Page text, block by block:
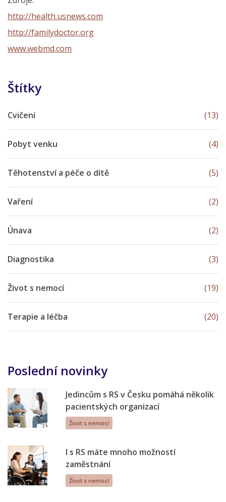
http://health.usnews.com
http://familydoctor.org
www.webmd.com
Štítky
Cvičení (13)
Pobyt venku (4)
Těhotenství a péče o dítě (5)
Vaření (2)
Únava (2)
Diagnostika (3)
Život s nemocí (19)
Terapie a léčba (20)
Poslední novinky
Jedincům s RS v Česku pomáhá několik
pacientských organizací
Život s nemocí
I s RS máte mnoho možností
zaměstnání
Život s nemocí